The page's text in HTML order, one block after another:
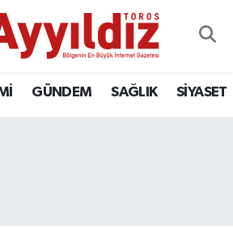
GÜNDEM SAĞLIK SİYASET